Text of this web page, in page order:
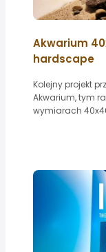
Akwarium
hardscape
Kolejny projekt
Akwarium, tym
wymiarach